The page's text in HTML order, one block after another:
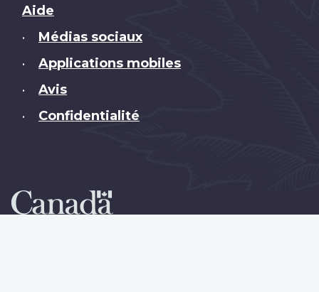
Brand
Aide
• Médias sociaux
• Applications mobiles
• Avis
• Confidentialité